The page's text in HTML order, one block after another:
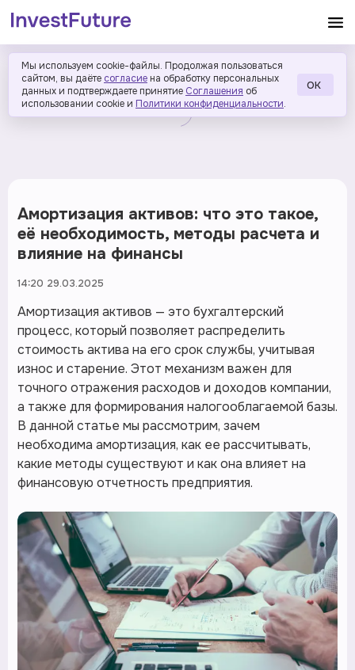
Мы используем cookie-файлы. Продолжая пользоваться
сайтом, вы даёте согласие на обработку персональных
данных и подтверждаете принятие Соглашения об
использовании cookie и Политики конфиденциальности.
ОК
Амортизация активов: что это такое,
её необходимость, методы расчета и
влияние на финансы
14:20 29.03.2025
Амортизация активов — это бухгалтерский
процесс, который позволяет распределить
стоимость актива на его срок службы, учитывая
износ и старение. Этот механизм важен для
точного отражения расходов и доходов компании,
а также для формирования налогооблагаемой базы.
В данной статье мы рассмотрим, зачем
необходима амортизация, как ее рассчитывать,
какие методы существуют и как она влияет на
финансовую отчетность предприятия.